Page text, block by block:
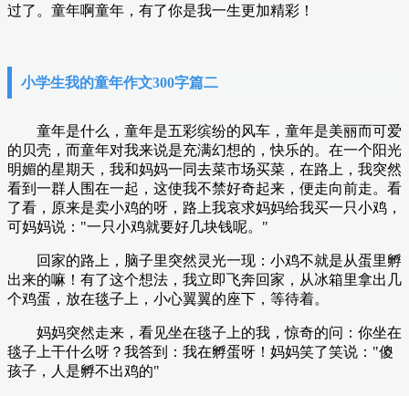
过了。童年啊童年，有了你是我一生更加精彩！
小学生我的童年作文300字篇二
童年是什么，童年是五彩缤纷的风车，童年是美丽而可爱
的贝壳，而童年对我来说是充满幻想的，快乐的。在一个阳光
明媚的星期天，我和妈妈一同去菜市场买菜，在路上，我突然
看到一群人围在一起，这使我不禁好奇起来，便走向前走。看
了看，原来是卖小鸡的呀，路上我哀求妈妈给我买一只小鸡，
可妈妈说："一只小鸡就要好几块钱呢。"
回家的路上，脑子里突然灵光一现：小鸡不就是从蛋里孵
出来的嘛！有了这个想法，我立即飞奔回家，从冰箱里拿出几
个鸡蛋，放在毯子上，小心翼翼的座下，等待着。
妈妈突然走来，看见坐在毯子上的我，惊奇的问：你坐在
毯子上干什么呀？我答到：我在孵蛋呀！妈妈笑了笑说："傻
孩子，人是孵不出鸡的"